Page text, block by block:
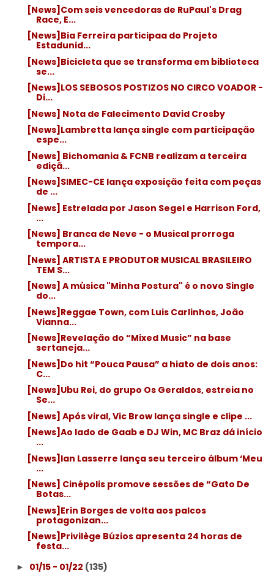
[News]Com seis vencedoras de RuPaul's Drag
Race, E...
[News]Bia Ferreira participaa do Projeto
Estadunid...
[News]Bicicleta que se transforma em biblioteca
se...
[News]LOS SEBOSOS POSTIZOS NO CIRCO VOADOR -
Di...
[News] Nota de Falecimento David Crosby
[News]Lambretta lança single com participação
espe...
[News] Bichomania & FCNB realizam a terceira
ediçã...
[News]SIMEC-CE lança exposição feita com peças
de ...
[News] Estrelada por Jason Segel e Harrison Ford,
...
[News] Branca de Neve - o Musical prorroga
tempora...
[News] ARTISTA E PRODUTOR MUSICAL BRASILEIRO
TEM S...
[News] A música "Minha Postura" é o novo Single
do...
[News]Reggae Town, com Luis Carlinhos, João
Vianna...
[News]Revelação do “Mixed Music” na base
sertaneja...
[News]Do hit “Pouca Pausa” a hiato de dois anos:
C...
[News]Ubu Rei, do grupo Os Geraldos, estreia no
Se...
[News] Após viral, Vic Brow lança single e clipe ...
[News]Ao lado de Gaab e DJ Win, MC Braz dá início
...
[News]Ian Lasserre lança seu terceiro álbum ‘Meu
...
[News] Cinépolis promove sessões de “Gato De
Botas...
[News]Erin Borges de volta aos palcos
protagonizan...
[News]Privilège Búzios apresenta 24 horas de
festa...
► 01/15 - 01/22 (135)